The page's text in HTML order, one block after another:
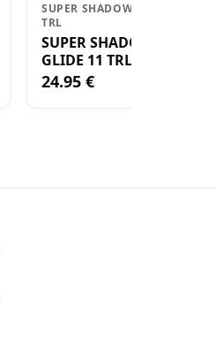
SUPER SHADOW RAP GLIDE 11
TRL
SUPER SHADOW RAP
GLIDE 11 TRL
24.95 €